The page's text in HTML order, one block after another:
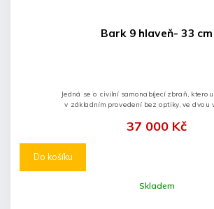
Bark 9 hlaveň- 33 cm
Skladem
37 000 Kč
Do košíku
Jedná se o civilní samonabíjecí zbraň,
v základním provedení bez optiky, ve dvou